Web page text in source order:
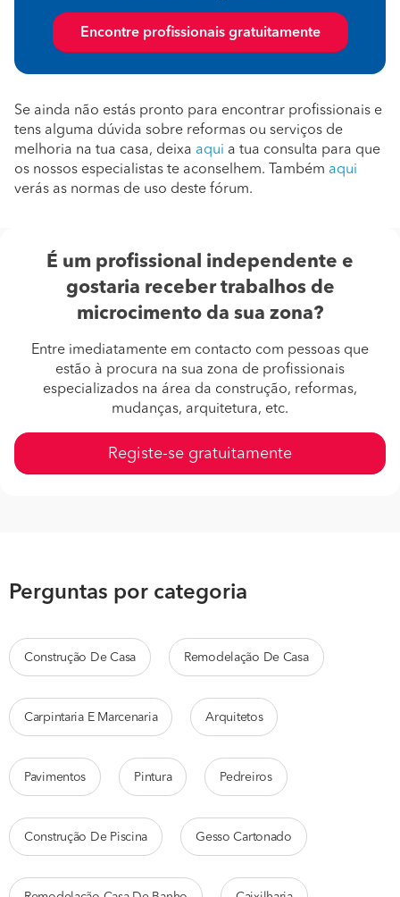
Encontre profissionais gratuitamente
Se ainda não estás pronto para encontrar profissionais e
tens alguma dúvida sobre reformas ou serviços de
melhoria na tua casa, deixa aqui a tua consulta para que
os nossos especialistas te aconselhem. Também aqui
verás as normas de uso deste fórum.
É um profissional independente e
gostaria receber trabalhos de
microcimento da sua zona?
Entre imediatamente em contacto com pessoas que
estão à procura na sua zona de profissionais
especializados na área da construção, reformas,
mudanças, arquitetura, etc.
Registe-se gratuitamente
Perguntas por categoria
Construção De Casa Remodelação De Casa
Carpintaria E Marcenaria Arquitetos
Pavimentos Pintura Pedreiros
Construção De Piscina Gesso Cartonado